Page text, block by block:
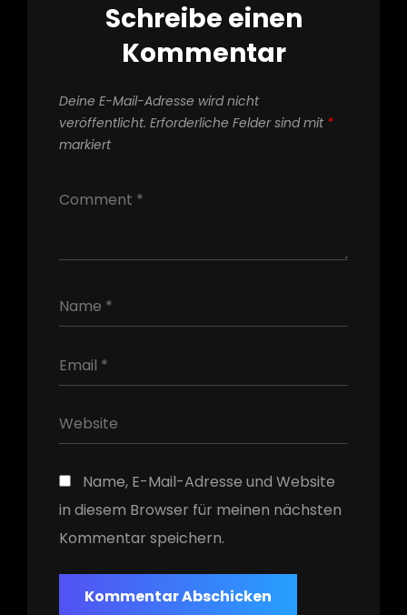
Schreibe einen
Kommentar
Deine E-Mail-Adresse wird nicht
veröffentlicht. Erforderliche Felder sind mit *
markiert
Name, E-Mail-Adresse und Website
in diesem Browser für meinen nächsten
Kommentar speichern.